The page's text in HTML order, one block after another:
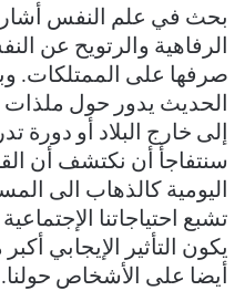
بحث في علم النفس
الرفاهية والرتويح عن
صرفها على الممتلكات.
الحديث يدور حول ملذات
إلى خارج البلاد أو دورة
سنتفاجأ أن نكتشف أن
اليومية كالذهاب الى
تشبع احتياجاتنا
يكون التأثير الإيجابي
أيضا على الأشخاص حولنا.